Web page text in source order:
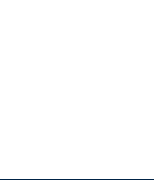
Amazonで見る